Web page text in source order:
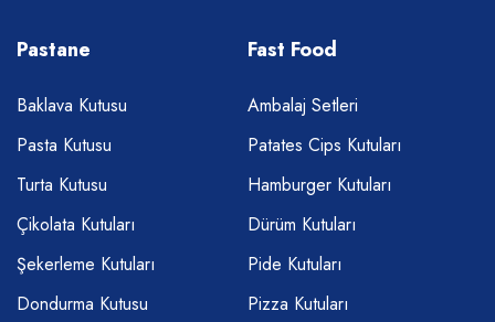
Pastane
Baklava Kutusu
Pasta Kutusu
Turta Kutusu
Çikolata Kutuları
Şekerleme Kutuları
Dondurma Kutusu
Fast Food
Ambalaj Setleri
Patates Cips Kutuları
Hamburger Kutuları
Dürüm Kutuları
Pide Kutuları
Pizza Kutuları